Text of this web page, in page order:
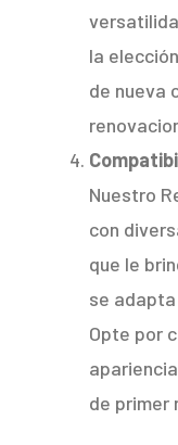
la
de nueva
Nuestro
con
que le
se
Opte por
de primer